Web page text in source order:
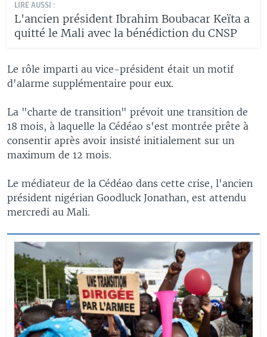
LIRE AUSSI :
L'ancien président Ibrahim Boubacar Keïta a
quitté le Mali avec la bénédiction du CNSP
Le rôle imparti au vice-président était un motif
d'alarme supplémentaire pour eux.
La "charte de transition" prévoit une transition de
18 mois, à laquelle la Cédéao s'est montrée prête à
consentir après avoir insisté initialement sur un
maximum de 12 mois.
Le médiateur de la Cédéao dans cette crise, l'ancien
président nigérian Goodluck Jonathan, est attendu
mercredi au Mali.